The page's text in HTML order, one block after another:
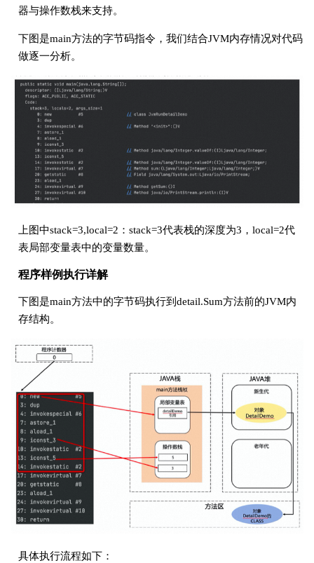
器与操作数栈来支持。
下图是main方法的字节码指令，我们结合JVM内存情况对代码
做逐一分析。
上图中stack=3,local=2：stack=3代表栈的深度为3，local=2代
表局部变量表中的变量数量。
程序样例执行详解
下图是main方法中的字节码执行到detail.Sum方法前的JVM内
存结构。
具体执行流程如下：